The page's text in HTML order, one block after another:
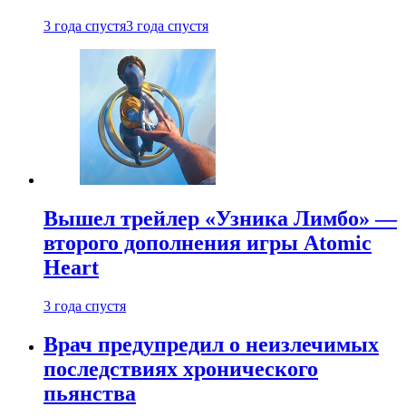
3 года спустя3 года спустя
Вышел трейлер «Узника Лимбо» —
второго дополнения игры Atomic
Heart
3 года спустя
Врач предупредил о неизлечимых
последствиях хронического
пьянства